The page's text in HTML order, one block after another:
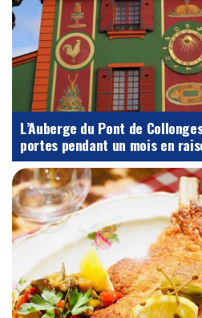
L’Auberge du Pont de
portes pendant un mois en